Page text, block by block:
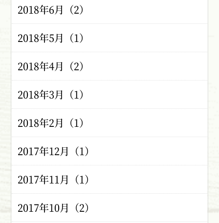
2018年6月（2）
2018年5月（1）
2018年4月（2）
2018年3月（1）
2018年2月（1）
2017年12月（1）
2017年11月（1）
2017年10月（2）